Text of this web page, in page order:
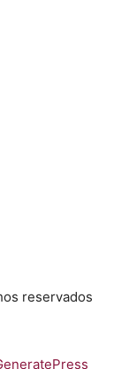
reservados